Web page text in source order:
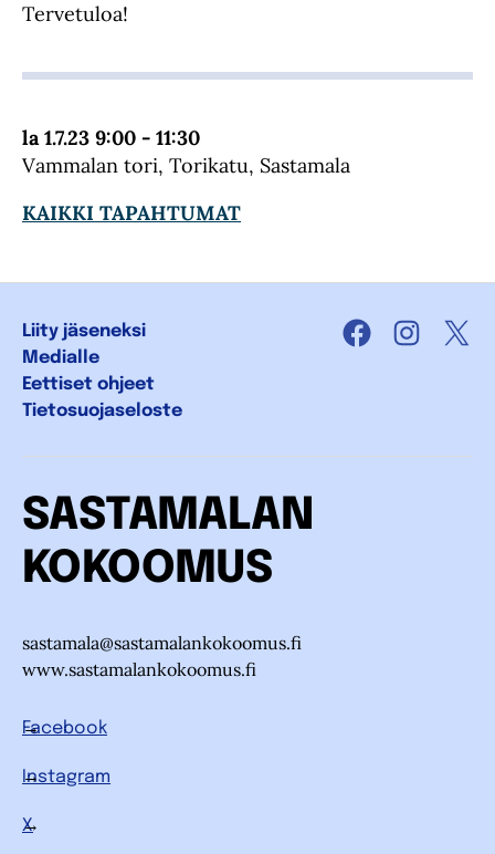
Tervetuloa!
la 1.7.23 9:00 - 11:30
Vammalan tori, Torikatu, Sastamala
KAIKKI TAPAHTUMAT
Liity jäseneksi
Medialle
Eettiset ohjeet
Tietosuojaseloste
Facebook X
SASTAMALAN
KOKOOMUS
sastamala@sastamalankokoomus.fi
www.sastamalankokoomus.fi
Facebook
Instagram
X